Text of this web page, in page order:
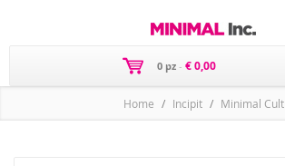
0 pz - € 0,00
Home Incipit Minimal Cult